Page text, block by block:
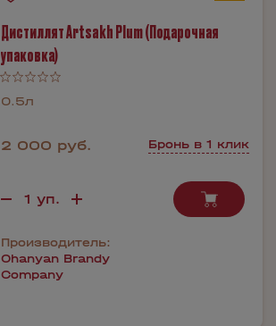
Дистиллят Artsakh Plum (Подарочная
упаковка)
0.5л
2 000 руб. Бронь в 1 клик
Производитель:
Ohanyan Brandy
Company